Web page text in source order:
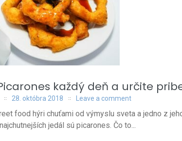
každý deň a určite
28. októbra 2018 Leave a comment
food hýri chuťami od výmyslu sveta a jedno z
jedál sú picarones. Čo to...